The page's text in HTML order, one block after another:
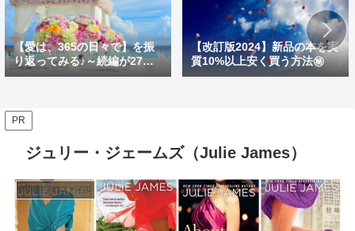
【愛は、365の日々で】を振
り返ってみる♪～続編が27日
にNetflixで配信開始～
【改訂版2024】新品の本を実
質10%以上安く買う方法㊙
PR
ジュリー・ジェームズ（Julie James）
作家別プロファイル